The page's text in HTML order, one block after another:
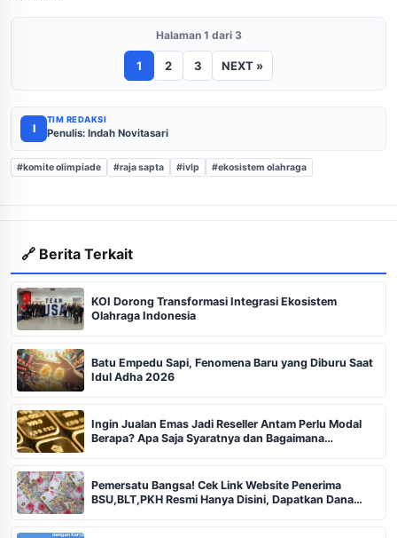
Halaman 1 dari 3
1 2 3 NEXT »
I
TIM REDAKSI
Penulis: Indah Novitasari
#komite olimpiade #raja sapta #ivlp #ekosistem olahraga
🔗 Berita Terkait
KOI Dorong Transformasi Integrasi Ekosistem
Olahraga Indonesia
Batu Empedu Sapi, Fenomena Baru yang Diburu Saat
Idul Adha 2026
Ingin Jualan Emas Jadi Reseller Antam Perlu Modal
Berapa? Apa Saja Syaratnya dan Bagaimana
Pemersatu Bangsa! Cek Link Website Penerima
BSU,BLT,PKH Resmi Hanya Disini, Dapatkan Dana